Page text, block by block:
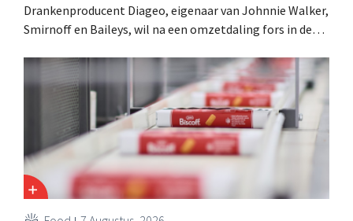
Drankenproducent Diageo, eigenaar van Johnnie Walker,
Smirnoff en Baileys, wil na een omzetdaling fors in de
andere Guiness en voorgemixte cocktails.